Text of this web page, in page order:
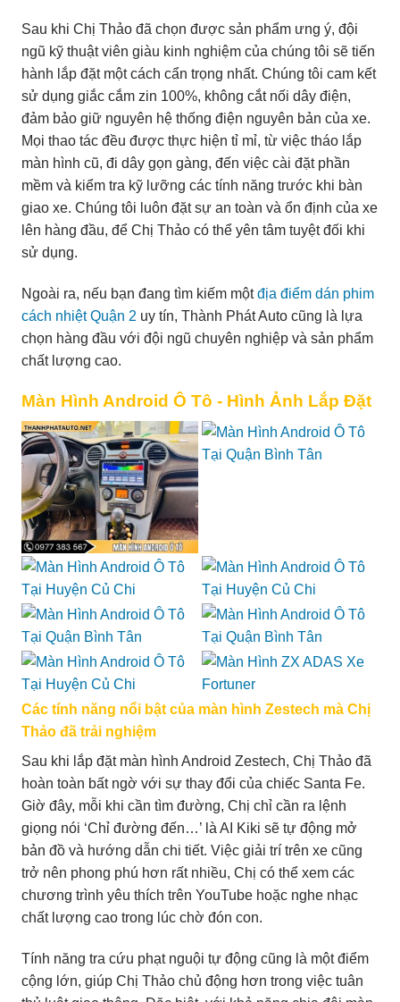
Sau khi Chị Thảo đã chọn được sản phẩm ưng ý, đội
ngũ kỹ thuật viên giàu kinh nghiệm của chúng tôi sẽ tiến
hành lắp đặt một cách cẩn trọng nhất. Chúng tôi cam kết
sử dụng giắc cắm zin 100%, không cắt nối dây điện,
đảm bảo giữ nguyên hệ thống điện nguyên bản của xe.
Mọi thao tác đều được thực hiện tỉ mỉ, từ việc tháo lắp
màn hình cũ, đi dây gọn gàng, đến việc cài đặt phần
mềm và kiểm tra kỹ lưỡng các tính năng trước khi bàn
giao xe. Chúng tôi luôn đặt sự an toàn và ổn định của xe
lên hàng đầu, để Chị Thảo có thể yên tâm tuyệt đối khi
sử dụng.
Ngoài ra, nếu bạn đang tìm kiếm mộtđịa điểm dán phim
cách nhiệt Quận 2 uy tín, Thành Phát Auto cũng là lựa
chọn hàng đầu với đội ngũ chuyên nghiệp và sản phẩm
chất lượng cao.
Màn Hình Android Ô Tô - Hình Ảnh Lắp Đặt
Các tính năng nổi bật của màn hình Zestech mà Chị
Thảo đã trải nghiệm
Sau khi lắp đặt màn hình Android Zestech, Chị Thảo đã
hoàn toàn bất ngờ với sự thay đổi của chiếc Santa Fe.
Giờ đây, mỗi khi cần tìm đường, Chị chỉ cần ra lệnh
giọng nói ‘Chỉ đường đến…’ là AI Kiki sẽ tự động mở
bản đồ và hướng dẫn chi tiết. Việc giải trí trên xe cũng
trở nên phong phú hơn rất nhiều, Chị có thể xem các
chương trình yêu thích trên YouTube hoặc nghe nhạc
chất lượng cao trong lúc chờ đón con.
Tính năng tra cứu phạt nguội tự động cũng là một điểm
cộng lớn, giúp Chị Thảo chủ động hơn trong việc tuân